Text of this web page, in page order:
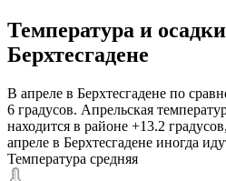
Температура и
Берхтесгадене
В апреле в Берхтесгадене по
6 градусов. Апрельская
находится в районе +13.2
апреле в Берхтесгадене иногда
Температура средняя